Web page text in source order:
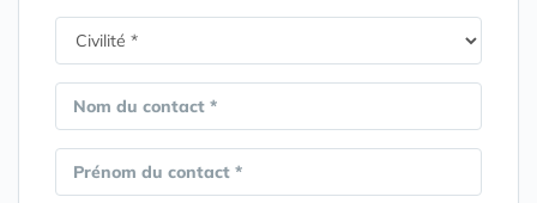
Nom du contact *
Prénom du contact *